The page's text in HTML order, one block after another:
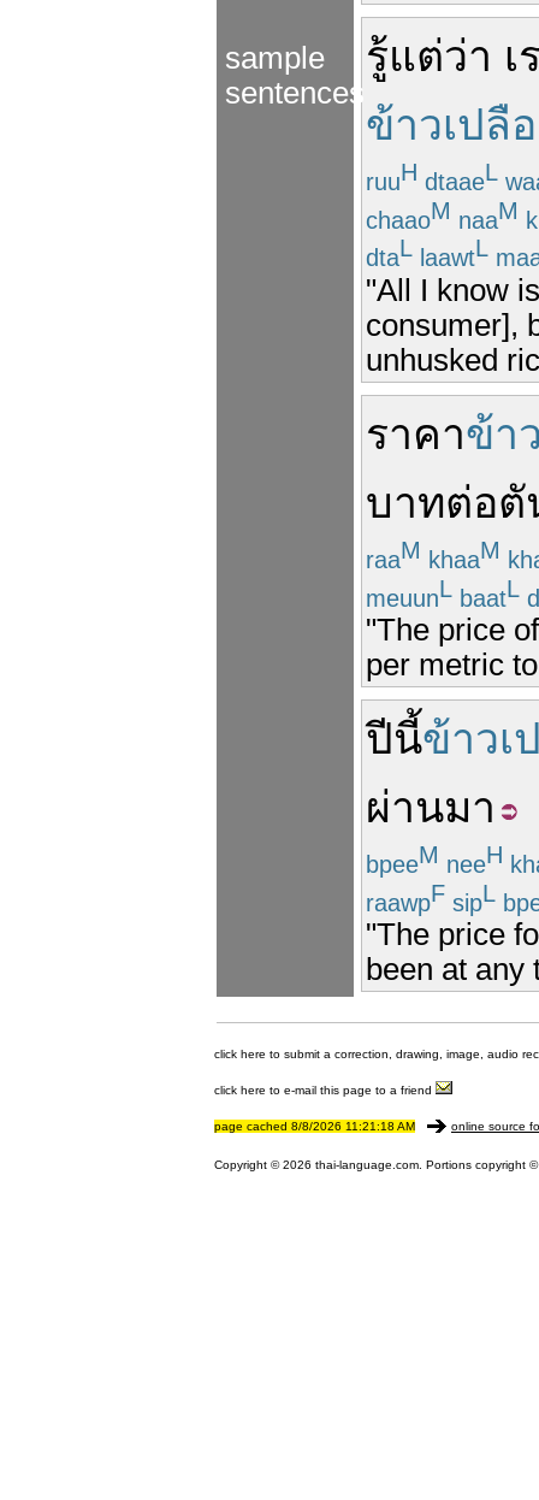
sample
sentences
รู้แต่ว่า เ
ข้าวเปลื
ruuH dtaaeL
chaaoM naaM
dtaL laawtL
"All I know
consumer],
unhusked
ราคาข้า
บาทต่อตั
raaM khaaM
meuunL baatL
"The price
per metric
ปีนี้ข้าวเ
ผ่านมา
bpeeM neeH
raawpF sipL
"The price
been at any
click here to submit a correction, drawing, image, audio
click here to e-mail this page to a friend
page cached 8/8/2026 11:21:18 AM online source
Copyright © 2026 thai-language.com. Portions copyright